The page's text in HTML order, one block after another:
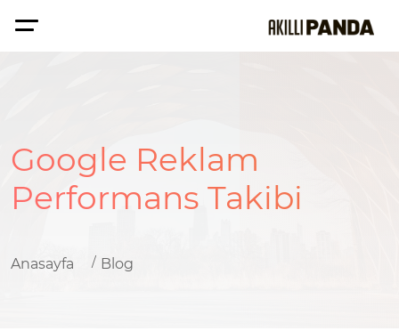
Google Reklam
Performans Takibi
Anasayfa Blog